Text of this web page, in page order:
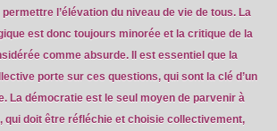
l’élévation du niveau de vie de tous. La
est donc toujours minorée et la critique de la
comme absurde. Il est essentiel que la
porte sur ces questions, qui sont la clé d’un
La démocratie est le seul moyen de parvenir à
qui doit être réfléchie et choisie collectivement,